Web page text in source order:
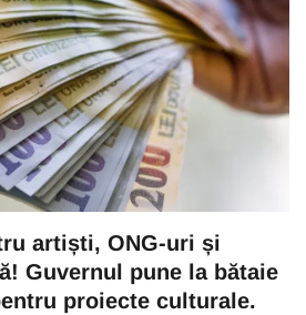
artiști, ONG-uri și
Guvernul pune la bătaie
proiecte culturale.